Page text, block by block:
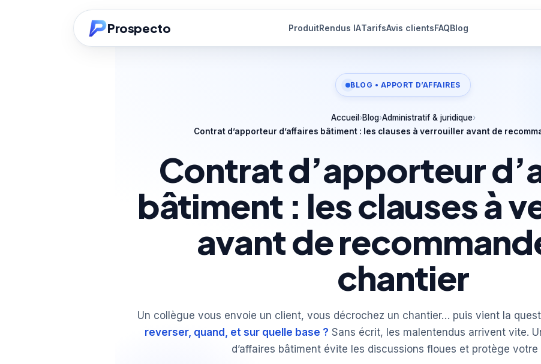
Prospecto ProduitRendus IATarifsAvis clientsFAQBlog
BLOG • APPORT D’AFFAIRES
Accueil ›Blog›Administratif & juridique›
Contrat d’apporteur d’affaires bâtiment : les clauses à verrouiller avant de
Contrat d’apporteur
bâtiment : les clauses à
avant de
chantier
Un collègue vous envoie un client, vous décrochez un chantier… puis vient la
reverser, quand, et sur quelle base ? Sans écrit, les malentendus arrivent vite.
d’affaires bâtiment évite les discussions floues et protège votre